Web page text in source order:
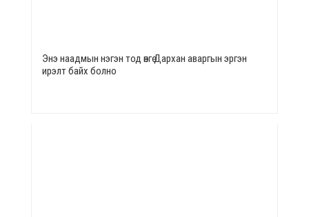
Энэ наадмын нэгэн тод өнгө Дархан аваргын эргэн
ирэлт байх болно